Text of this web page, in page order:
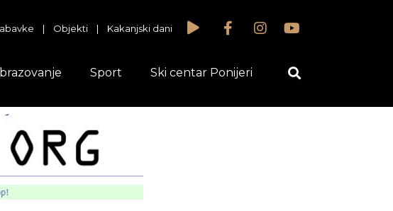
| Objekti | Kakanjski dani
Sport Ski centar Ponijeri